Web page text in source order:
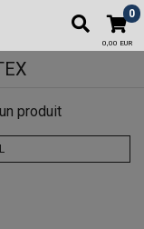
0
0,00 EUR
produit